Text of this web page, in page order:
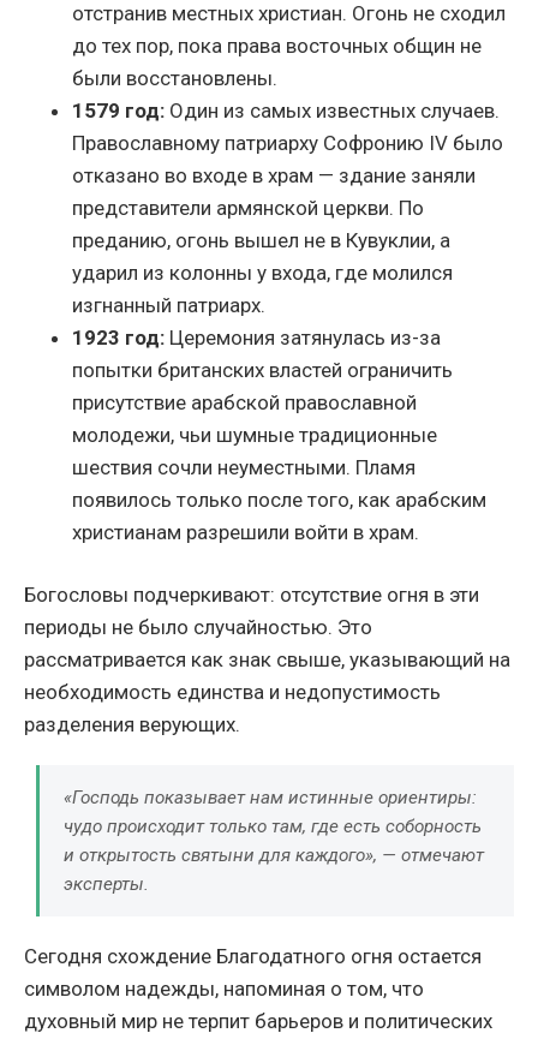
отстранив местных христиан. Огонь не сходил
до тех пор, пока права восточных общин не
были восстановлены.
1579 год: Один из самых известных случаев.
Православному патриарху Софронию IV было
отказано во входе в храм — здание заняли
представители армянской церкви. По
преданию, огонь вышел не в Кувуклии, а
ударил из колонны у входа, где молился
изгнанный патриарх.
1923 год: Церемония затянулась из-за
попытки британских властей ограничить
присутствие арабской православной
молодежи, чьи шумные традиционные
шествия сочли неуместными. Пламя
появилось только после того, как арабским
христианам разрешили войти в храм.
Богословы подчеркивают: отсутствие огня в эти
периоды не было случайностью. Это
рассматривается как знак свыше, указывающий на
необходимость единства и недопустимость
разделения верующих.
«Господь показывает нам истинные ориентиры:
чудо происходит только там, где есть соборность
и открытость святыни для каждого», — отмечают
эксперты.
Сегодня схождение Благодатного огня остается
символом надежды, напоминая о том, что
духовный мир не терпит барьеров и политических